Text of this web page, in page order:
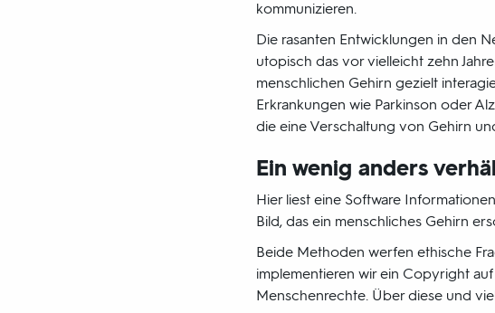
kommunizieren.
Die rasanten Entwicklungen in den
utopisch das vor vielleicht zehn
menschlichen Gehirn gezielt
Erkrankungen wie Parkinson oder
die eine Verschaltung von Gehirn
Ein wenig anders
Hier liest eine Software
Bild, das ein menschliches Gehirn
Beide Methoden werfen ethische
implementieren wir ein Copyright
Menschenrechte. Über diese und